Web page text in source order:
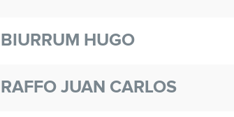
BIURRUM HUGO
RAFFO JUAN CARLOS